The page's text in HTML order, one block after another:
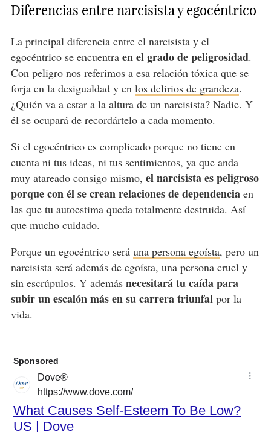
Diferencias entre narcisista y egocéntrico
La principal diferencia entre el narcisista y el
egocéntrico se encuentra en el grado de peligrosidad.
Con peligro nos referimos a esa relación tóxica que se
forja en la desigualdad y en los delirios de grandeza.
¿Quién va a estar a la altura de un narcisista? Nadie. Y
él se ocupará de recordártelo a cada momento.
Si el egocéntrico es complicado porque no tiene en
cuenta ni tus ideas, ni tus sentimientos, ya que anda
muy atareado consigo mismo, el narcisista es peligroso
porque con él se crean relaciones de dependenciaen
las que tu autoestima queda totalmente destruida. Así
que mucho cuidado.
Porque un egocéntrico será una persona egoísta, pero un
narcisista será además de egoísta, una persona cruel y
sin escrúpulos. Y además necesitará tu caída para
subir un escalón más en su carrera triunfalpor la
vida.